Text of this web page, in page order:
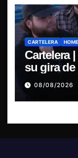
CARTELERA HOME
Cartelera
su gira de
08/08/2026